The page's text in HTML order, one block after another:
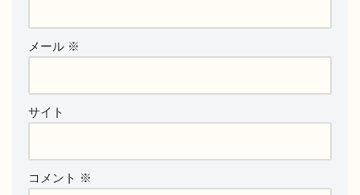
メール ※
サイト
コメント ※